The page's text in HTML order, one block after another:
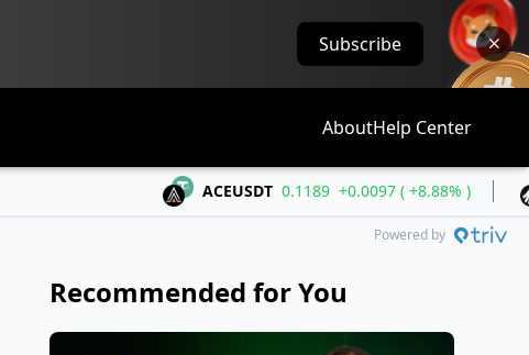
Subscribe
AboutHelp Center
ACEUSDT 0.1189 +0.0097 ( +8.88% )
Powered by
Recommended for You